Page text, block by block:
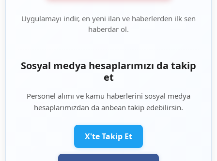
Uygulamayı indir, en yeni ilan ve haberlerden ilk sen
haberdar ol.
Sosyal medya hesaplarımızı da takip
et
Personel alımı ve kamu haberlerini sosyal medya
hesaplarımızdan da anbean takip edebilirsin.
X'te Takip Et